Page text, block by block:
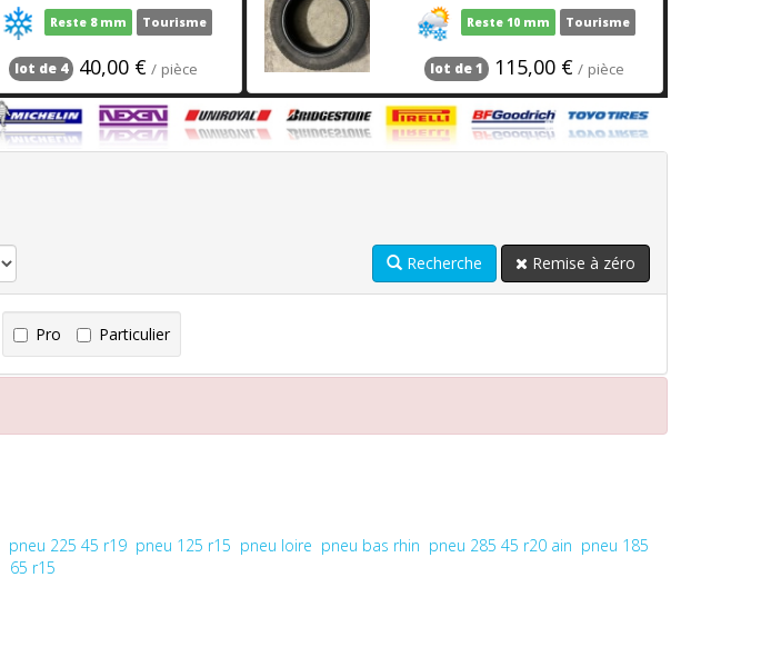
Reste 8 mm Tourisme
lot de 4 40,00 € / pièce
Reste 10 mm Tourisme
lot de 1 115,00 € / pièce
Recherche Remise à zéro
Pro Particulier
pneu 225 45 r19 pneu 125 r15 pneu loire pneu bas rhin pneu 285 45 r20 ain pneu 185
65 r15